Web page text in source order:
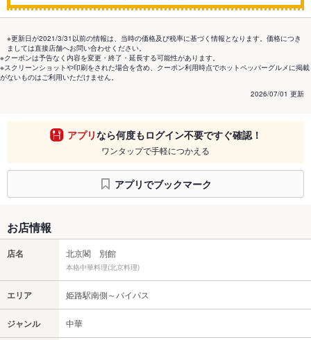
※更新日が2021/3/31以前の情報は、当時の価格及び税率に基づく情報となります。価格につき
ましては直接店舗へお問い合わせください。
※クーポンは予告なく内容を変更・終了・延長する可能性があります。
※スクリーンショットや印刷をされた場合を含め、クーポン利用時点でホットペッパーグルメに掲載
がないものはご利用いただけません。
2026/07/01 更新
アプリなら何度もログイン不要ですぐ確認！
ワンタップで手軽につかえる
アプリでブックマーク
お店情報
店名 北京閣 別館
本格中華料理(北京料理)
エリア 姫路駅南側～バイパス
ジャンル 中華